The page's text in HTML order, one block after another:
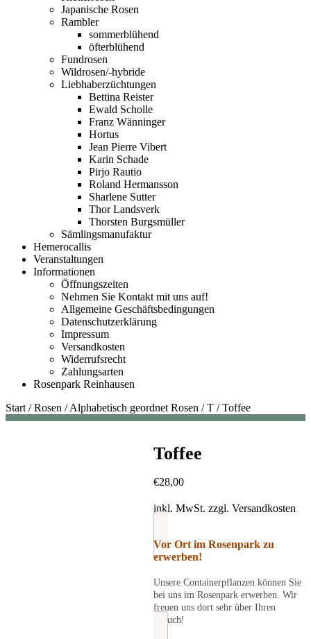
Japanische Rosen
Rambler
sommerblühend
öfterblühend
Fundrosen
Wildrosen/-hybride
Liebhaberzüchtungen
Bettina Reister
Ewald Scholle
Franz Wänninger
Hortus
Jean Pierre Vibert
Karin Schade
Pirjo Rautio
Roland Hermansson
Sharlene Sutter
Thor Landsverk
Thorsten Burgsmüller
Sämlingsmanufaktur
Hemerocallis
Veranstaltungen
Informationen
Öffnungszeiten
Nehmen Sie Kontakt mit uns auf!
Allgemeine Geschäftsbedingungen
Datenschutzerklärung
Impressum
Versandkosten
Widerrufsrecht
Zahlungsarten
Rosenpark Reinhausen
Start /Rosen /Alphabetisch geordnet Rosen /T /Toffee
Toffee
€28,00
inkl. MwSt. zzgl. Versandkosten
Vor Ort im Rosenpark zu
erwerben!
Unsere Containerpflanzen können Sie
bei uns im Rosenpark erwerben. Wir
freuen uns dort sehr über Ihren
Besuch!